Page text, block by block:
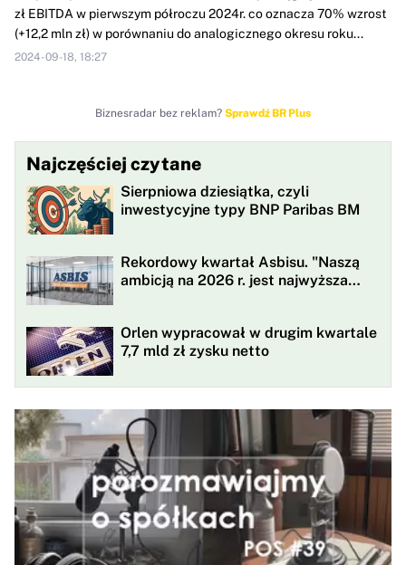
zł EBITDA w pierwszym półroczu 2024r. co oznacza 70% wzrost
(+12,2 mln zł) w porównaniu do analogicznego okresu roku...
2024-09-18, 18:27
Biznesradar bez reklam? Sprawdź BR Plus
Najczęściej czytane
Sierpniowa dziesiątka, czyli
inwestycyjne typy BNP Paribas BM
Rekordowy kwartał Asbisu. "Naszą
ambicją na 2026 r. jest najwyższa
Orlen wypracował w drugim kwartale
7,7 mld zł zysku netto